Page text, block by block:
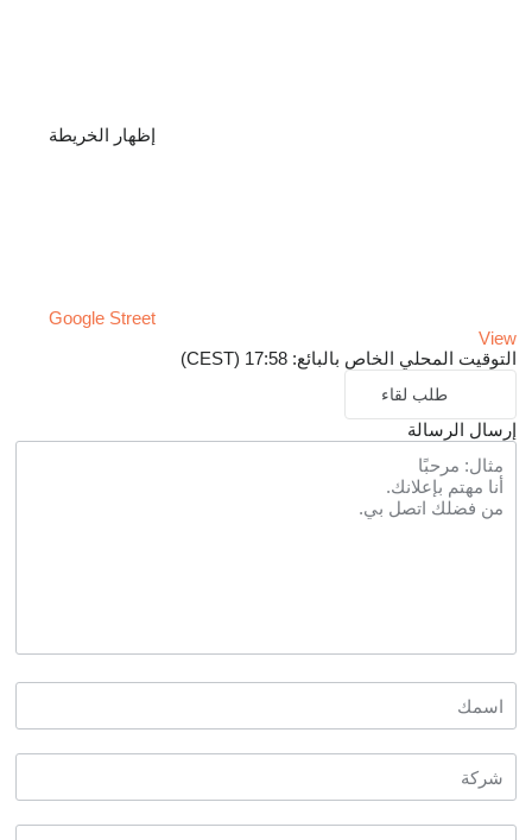
إظهار الخريطة
Google Street
View
التوقيت المحلي الخاص بالبائع: 17:58 (CEST)
طلب لقاء
إرسال الرسالة